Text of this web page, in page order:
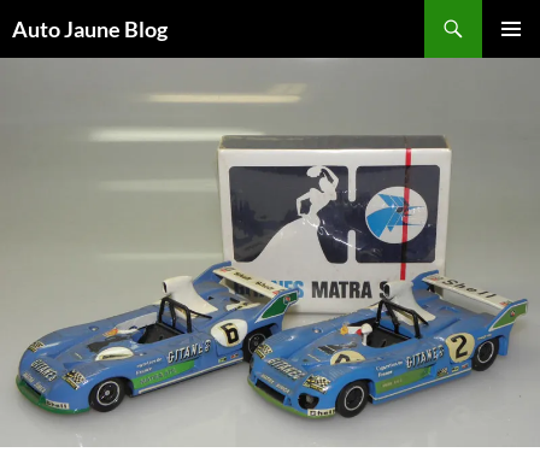
Auto Jaune Blog